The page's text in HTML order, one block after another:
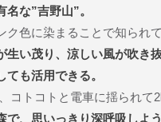
名な”吉野山”。
ク色に染まることで知られ
生い茂り、涼しい風が吹き
ても活用できる。
コトコトと電車に揺られて2
で、思いっきり深呼吸しよう